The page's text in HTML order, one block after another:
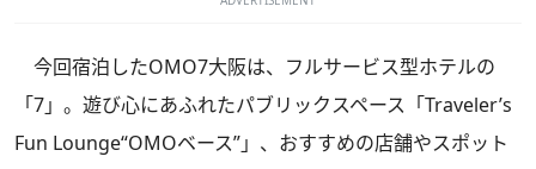
今回宿泊したOMO7大阪は、フルサービス型ホテルの
「7」。遊び心にあふれたパブリックスペース「Traveler’s
Fun Lounge“OMOベース”」、おすすめの店舗やスポット